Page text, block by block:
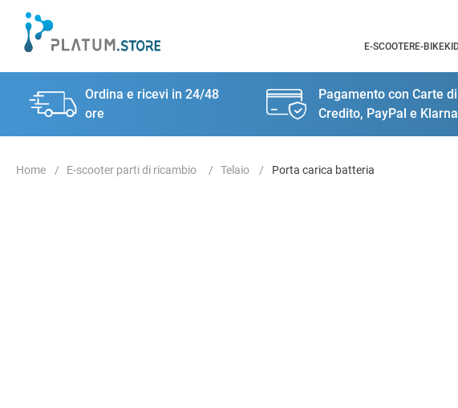
E-SCOOTERE-BIKE
Ordina e ricevi in 24/48
ore
Pagamento con Carte di
Credito, PayPal e Klarna
E-scooter parti di ricambio Telaio Porta carica batteria